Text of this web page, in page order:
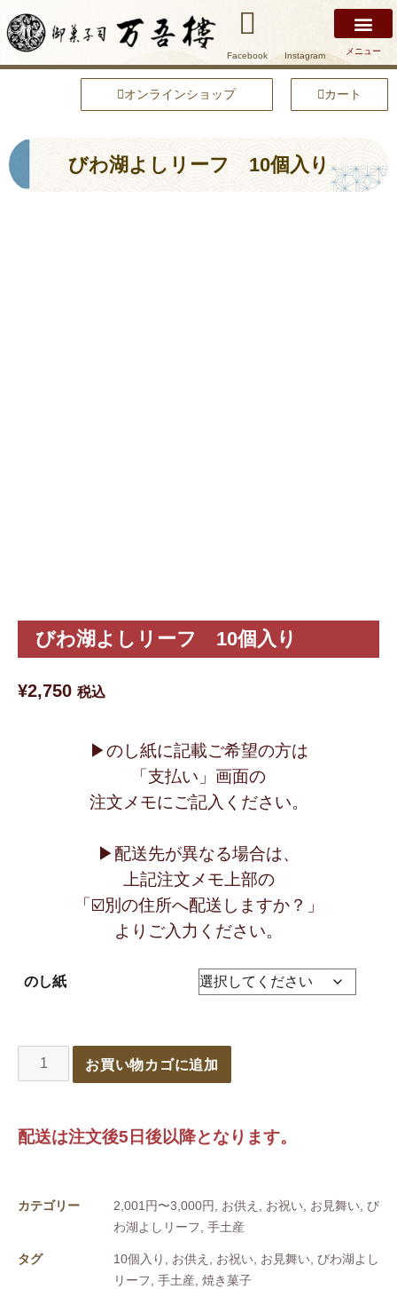
Facebook Instagram メニュー
オンラインショップ カート
びわ湖よしリーフ 10個入り
びわ湖よしリーフ 10個入り
¥2,750 税込
▶︎のし紙に記載ご希望の方は
「支払い」画面の
注文メモにご記入ください。
▶︎配送先が異なる場合は、
上記注文メモ上部の
「☑️別の住所へ配送しますか？」
よりご入力ください。
のし紙
お買い物カゴに追加
配送は注文後5日後以降となります。
カテゴリー 2,001円〜3,000円, お供え , お祝い, お見舞い, び
わ湖よしリーフ, 手土産
タグ 10個入り , お供え , お祝い, お見舞い, びわ湖よし
リーフ, 手土産, 焼き菓子